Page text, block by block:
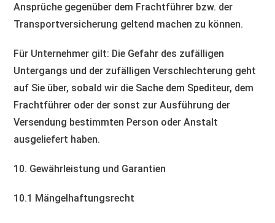
Ansprüche gegenüber dem Frachtführer bzw. der
Transportversicherung geltend machen zu können.
Für Unternehmer gilt: Die Gefahr des zufälligen
Untergangs und der zufälligen Verschlechterung geht
auf Sie über, sobald wir die Sache dem Spediteur, dem
Frachtführer oder der sonst zur Ausführung der
Versendung bestimmten Person oder Anstalt
ausgeliefert haben.
10. Gewährleistung und Garantien​​​​​​​
10.1 Mängelhaftungsrecht